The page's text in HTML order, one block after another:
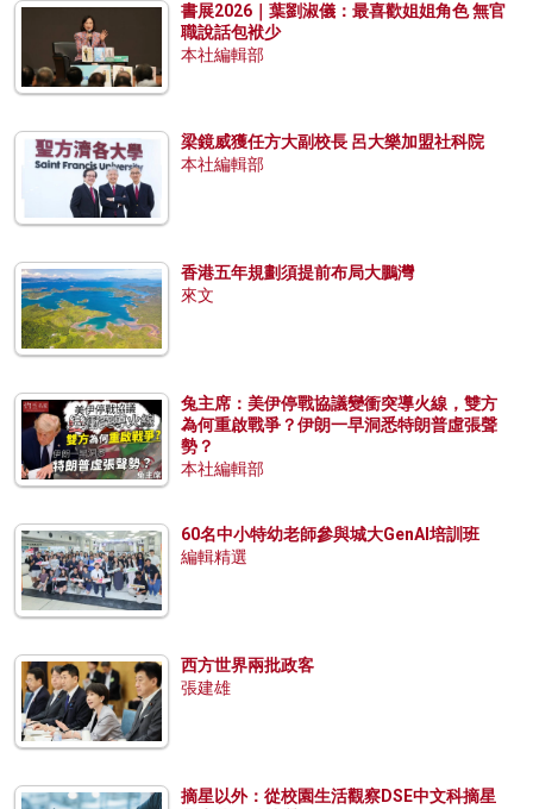
書展2026｜葉劉淑儀：最喜歡姐姐角色 無官
職說話包袱少
本社編輯部
梁鏡威獲任方大副校長 呂大樂加盟社科院
本社編輯部
香港五年規劃須提前布局大鵬灣
來文
兔主席：美伊停戰協議變衝突導火線，雙方
為何重啟戰爭？伊朗一早洞悉特朗普虛張聲
勢？
本社編輯部
60名中小特幼老師參與城大GenAI培訓班
編輯精選
西方世界兩批政客
張建雄
摘星以外：從校園生活觀察DSE中文科摘星